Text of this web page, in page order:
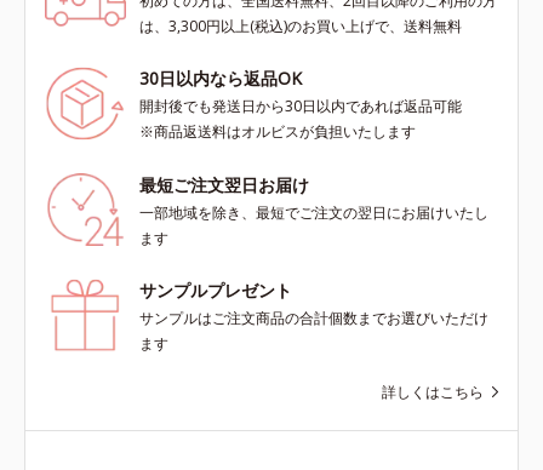
は、3,300円以上(税込)のお買い上げで、送料無料
30日以内なら返品OK
開封後でも発送日から30日以内であれば返品可能
※商品返送料はオルビスが負担いたします
最短ご注文翌日お届け
一部地域を除き、最短でご注文の翌日にお届けいたし
ます
サンプルプレゼント
サンプルはご注文商品の合計個数までお選びいただけ
ます
詳しくはこちら